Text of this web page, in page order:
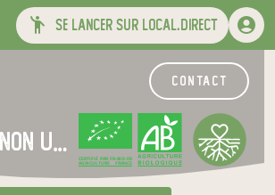
se lancer sur local.direct
contact
le champignon urbain
CERTIFIÉ PAR FR-BIO-09
AGRICULTURE FRANCE